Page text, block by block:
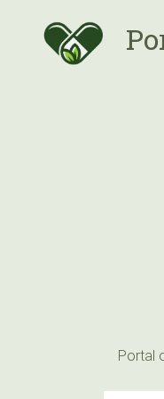
Portal